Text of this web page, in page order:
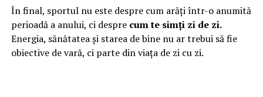
În final, sportul nu este despre cum arăți într-o anumită
perioadă a anului, ci despre cum te simți zi de zi.
Energia, sănătatea și starea de bine nu ar trebui să fie
obiective de vară, ci parte din viața de zi cu zi.